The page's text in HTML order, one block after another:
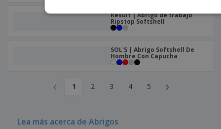
Result | Abrigo de trabajo
Ripstop Softshell
SOL'S | Abrigo Softshell De
Hombre Con Capucha
‹ 1 2 3 4 5 ›
Lea más acerca de Abrigos